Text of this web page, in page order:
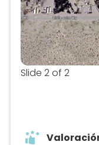
Slide 2 of 2